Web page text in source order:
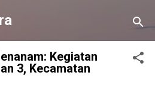
ke konten utama
Kegiatan
3, Kecamatan